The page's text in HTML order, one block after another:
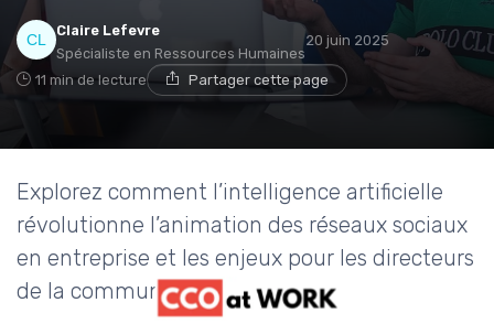
Claire Lefevre
Spécialiste en Ressources Humaines
20 juin 2025
11 min de lecture Partager cette page
Explorez comment l’intelligence artificielle
révolutionne l’animation des réseaux sociaux
en entreprise et les enjeux pour les directeurs
de la communication.